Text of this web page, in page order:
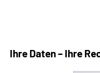
Ihre Daten – Ihre